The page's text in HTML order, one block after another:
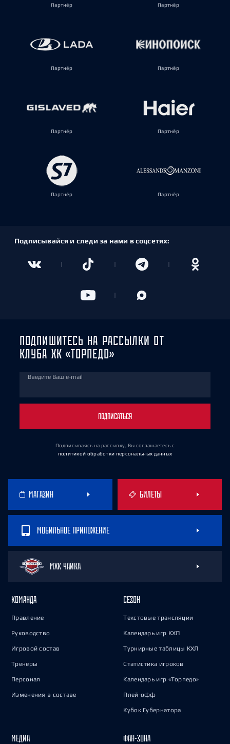
Партнёр Партнёр
Партнёр Партнёр
Партнёр Партнёр
Партнёр Партнёр
Подписывайся и следи за нами в соцсетях:
ПОДПИШИТЕСЬ НА РАССЫЛКИ ОТ
КЛУБА ХК «ТОРПЕДО»
Введите Ваш e-mail
ПОДПИСАТЬСЯ
Подписываясь на рассылку, Вы соглашаетесь с
политикой обработки персональных данных
МАГАЗИН БИЛЕТЫ
МОБИЛЬНОЕ ПРИЛОЖЕНИЕ
МХК ЧАЙКА
КОМАНДА
Правление
Руководство
Игровой состав
Тренеры
Персонал
Изменения в составе
СЕЗОН
Текстовые трансляции
Календарь игр КХЛ
Турнирные таблицы КХЛ
Статистика игроков
Календарь игр «Торпедо»
Плей-офф
Кубок Губернатора
МЕДИА ФАН-ЗОНА